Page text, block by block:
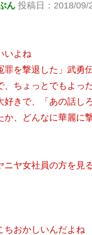
ん 投稿日：2018/09/
いよね
罪を撃退した」武勇
、ちょっとでもよっ
好きで、「あの話し
か、どんなに華麗に
ニヤ女社員の方を見
ちおかしいんだよね